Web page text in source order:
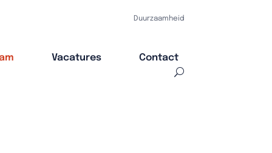
Duurzaamheid
Vacatures Contact